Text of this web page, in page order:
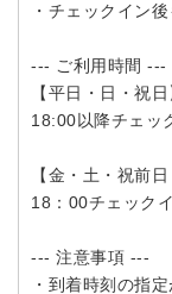
・チェックイン
--- ご利用時間 ---
【平日・日・祝日
18:00以降チェッ
【金・土・祝前
18：00チェック
--- 注意事項 ---
・到着時刻の指